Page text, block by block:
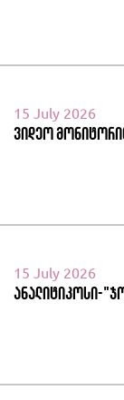
15 July 2026
ვიდეო
15 July 2026
ანალიტიკოსი-